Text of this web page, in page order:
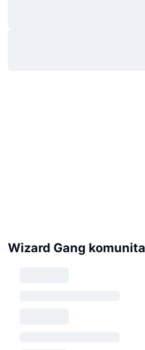
Wizard Gang komunita